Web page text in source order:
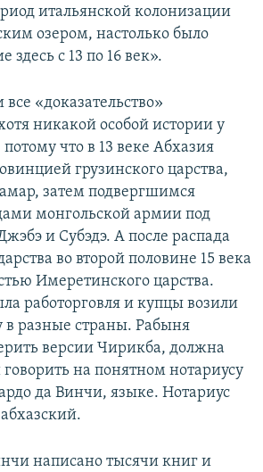
итальянской колонизации
озером, настолько было
здесь с 13 по 16 век».
все «доказательство»
никакой особой истории у
что в 13 веке Абхазия
грузинского царства,
затем подвергшимся
монгольской армии под
и Субэдэ. А после распада
во второй половине 15 века
Имеретинского царства.
работорговля и купцы возили
в разные страны. Рабыня
версии Чирикба, должна
на понятном нотариусу
да Винчи, языке. Нотариус
написано тысячи книг и